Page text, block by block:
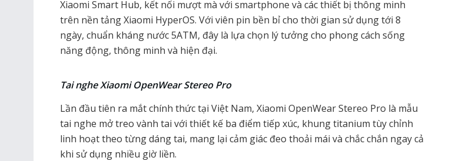
Xiaomi Smart Hub, kết nối mượt mà với smartphone và các thiết bị thông minh
trên nền tảng Xiaomi HyperOS. Với viên pin bền bỉ cho thời gian sử dụng tới 8
ngày, chuẩn kháng nước 5ATM, đây là lựa chọn lý tưởng cho phong cách sống
năng động, thông minh và hiện đại.
Tai nghe Xiaomi OpenWear Stereo Pro​
Lần đầu tiên ra mắt chính thức tại Việt Nam, Xiaomi OpenWear Stereo Pro là mẫu
tai nghe mở treo vành tai với thiết kế ba điểm tiếp xúc, khung titanium tùy chỉnh
linh hoạt theo từng dáng tai, mang lại cảm giác đeo thoải mái và chắc chắn ngay cả
khi sử dụng nhiều giờ liền.